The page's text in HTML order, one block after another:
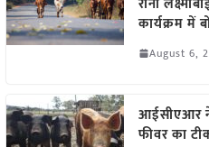
कार्यक्रम में
August 6,
आईसीएआर ने
फीवर का